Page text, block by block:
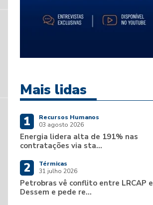
Mais lidas
1
Recursos Humanos
03 agosto 2026
Energia lidera alta de 191% nas
contratações via sta...
2
Térmicas
31 julho 2026
Petrobras vê conflito entre LRCAP e
Dessem e pede re...